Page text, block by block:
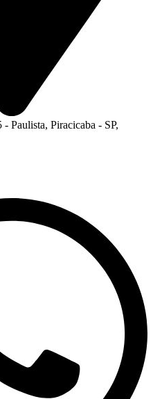
Paulista, Piracicaba - SP,